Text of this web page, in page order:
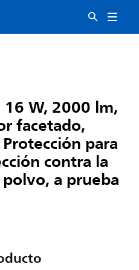
16 W, 2000 lm,
facetado,
para
contra la
a prueba